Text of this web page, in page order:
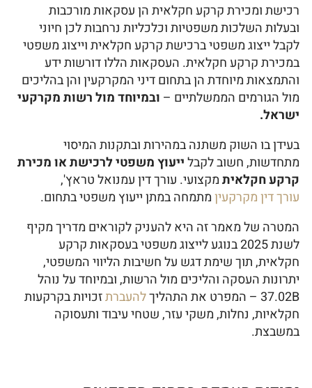
רכישת ומכירת קרקע חקלאית הן עסקאות מורכבות
ובעלות השלכות משפטיות וכלכליות נרחבות לכן חיוני
לקבל ייצוג משפטי ברכישת קרקע חקלאית וייצוג משפטי
במכירת קרקע חקלאית. העסקאות הללו דורשות ידע
והתמצאות מיוחדת הן בתחום דיני המקרקעין והן בהליכים
מול הגורמים הממשלתיים – ובמיוחד מול רשות מקרקעי
ישראל.
בעידן בו השוק משתנה במהירות ובתקנות המיסוי
מתחדשות, חשוב לקבלייעוץ משפטי לרכישת או מכירת
קרקע חקלאיתמקצועי. עורך דין עמנואל טראץ',
עורך דין מקרקעיןמתמחה במתן ייעוץ משפטי בתחום.
המטרה של מאמר זה היא להעניק לקוראים מדריך מקיף
לשנת 2025 בנוגע לייצוג משפטי בעסקאות קרקע
חקלאית, תוך שימת דגש על חשיבות הליווי המשפטי,
יתרונות העסקה והליכים מול הרשות, ובמיוחד על נוהל
37.02B – המפרט את התהליך
להעברתזכויות בקרקעות
חקלאיות, נחלות, משקי עזר, שטחי עיבוד ותעסוקה
במשבצת.